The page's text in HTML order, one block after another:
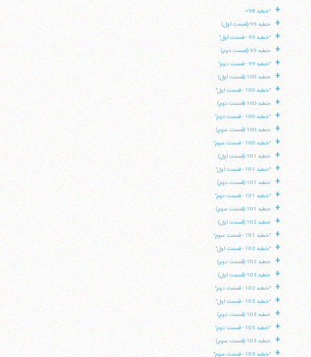
+ "خطبه 98»
+ خطبه 99 (قسمت اول)
+ "خطبه 99 - قسمت اول"
+ خطبه 99 (قسمت دوم)
+ "خطبه 99 - قسمت دوم"
+ خطبه 100 (قسمت اول)
+ "خطبه 100 - قسمت اول"
+ خطبه 100 (قسمت دوم)
+ "خطبه 100 - قسمت دوم"
+ خطبه 100 (قسمت سوم)
+ "خطبه 100 - قسمت سوم"
+ خطبه 101 (قسمت اول)
+ "خطبه 101 - قسمت اول"
+ خطبه 101 (قسمت دوم)
+ "خطبه 101 - قسمت دوم"
+ خطبه 101 (قسمت سوم)
+ خطبه 102 (قسمت اول)
+ "خطبه 101 - قسمت سوم"
+ "خطبه 102 - قسمت اول"
+ خطبه 102 (قسمت دوم)
+ خطبه 103 (قسمت اول)
+ "خطبه 102 - قسمت دوم"
+ "خطبه 103 - قسمت اول"
+ خطبه 103 (قسمت دوم)
+ "خطبه 103 - قسمت دوم"
+ خطبه 103 (قسمت سوم)
+ "خطبه 103 - قسمت سوم"